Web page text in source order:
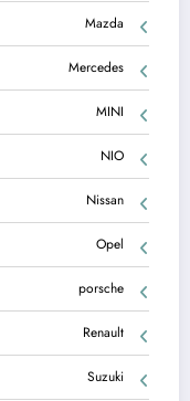
Mazda
Mercedes
MINI
NIO
Nissan
Opel
porsche
Renault
Suzuki